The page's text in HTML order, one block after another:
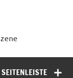
SEITENLEISTE